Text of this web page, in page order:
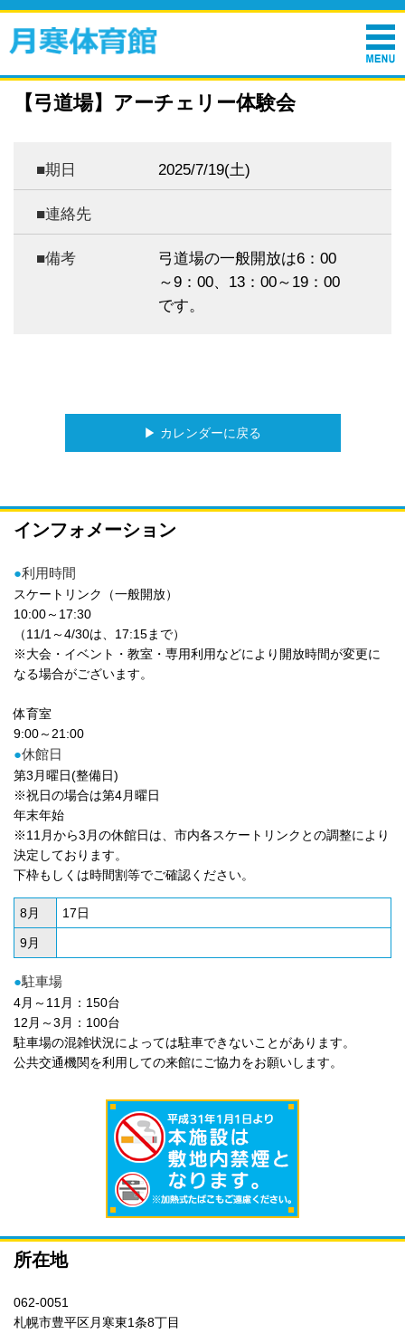
【弓道場】アーチェリー体験会
■期日 2025/7/19(土)
■連絡先
■備考
弓道場の一般開放は6：00
～9：00、13：00～19：00
です。
▶︎ カレンダーに戻る
インフォメーション
●利用時間
スケートリンク（一般開放）
10:00～17:30
（11/1～4/30は、17:15まで）
※大会・イベント・教室・専用利用などにより開放時間が変更に
なる場合がございます。
体育室
9:00～21:00
●休館日
第3月曜日(整備日)
※祝日の場合は第4月曜日
年末年始
※11月から3月の休館日は、市内各スケートリンクとの調整により
決定しております。
下枠もしくは時間割等でご確認ください。
8月 17日
9月
●駐車場
4月～11月：150台
12月～3月：100台
駐車場の混雑状況によっては駐車できないことがあります。
公共交通機関を利用しての来館にご協力をお願いします。
所在地
062-0051
札幌市豊平区月寒東1条8丁目